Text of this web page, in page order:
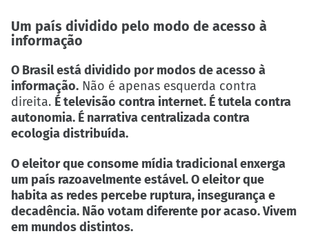
Um país dividido pelo modo de acesso à
informação
O Brasil está dividido por modos de acesso à
informação. Não é apenas esquerda contra
direita. É televisão contra internet. É tutela contra
autonomia. É narrativa centralizada contra
ecologia distribuída.
O eleitor que consome mídia tradicional enxerga
um país razoavelmente estável. O eleitor que
habita as redes percebe ruptura, insegurança e
decadência. Não votam diferente por acaso. Vivem
em mundos distintos.